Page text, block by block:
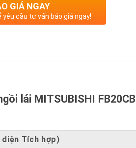
GIÁ NGAY
yêu cầu tư vấn báo giá ngay!
lái MITSUBISHI
Tích hợp)